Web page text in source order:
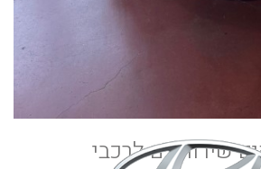
שירות גם לרכבי